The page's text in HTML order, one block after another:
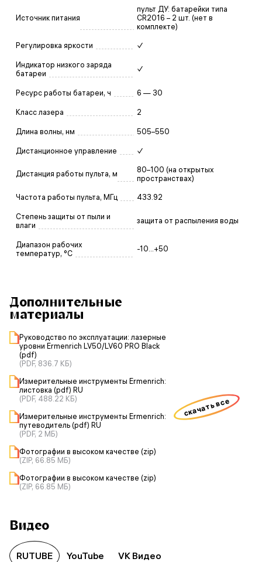
Источник питания
пульт ДУ: батарейки типа
CR2016 – 2 шт. (нет в
комплекте)
Регулировка яркости ✓
Индикатор низкого заряда
батареи
✓
Ресурс работы батареи, ч 6 — 30
Класс лазера 2
Длина волны, нм 505–550
Дистанционное управление ✓
Дистанция работы пульта, м
80–100 (на открытых
пространствах)
Частота работы пульта, МГц 433.92
Степень защиты от пыли и
влаги
защита от распыления воды
Диапазон рабочих
температур, °С
-10...+50
Дополнительные
материалы
Руководство по эксплуатации: лазерные
уровни Ermenrich LV50/LV60 PRO Black
(pdf)
(PDF, 836.7 КБ)
Измерительные инструменты Ermenrich:
листовка (pdf) RU
(PDF, 488.22 КБ)
Измерительные инструменты Ermenrich:
путеводитель (pdf) RU
(PDF, 2 МБ)
Фотографии в высоком качестве (zip)
(ZIP, 66.85 МБ)
Фотографии в высоком качестве (zip)
(ZIP, 66.85 МБ)
скачать все
Видео
RUTUBE YouTube VK Видео